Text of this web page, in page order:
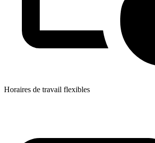
Horaires de travail flexibles